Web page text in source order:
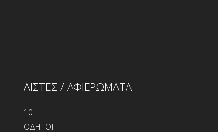
ΛΙΣΤΕΣ / ΑΦΙΕΡΩΜΑΤΑ
10
ΟΔΗΓΟΙ